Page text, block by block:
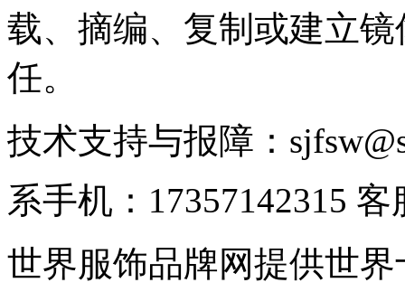
载、摘编、复制或建立
任。
技术支持与报障：
系手机：17357142315 客
世界服饰品牌网提供世